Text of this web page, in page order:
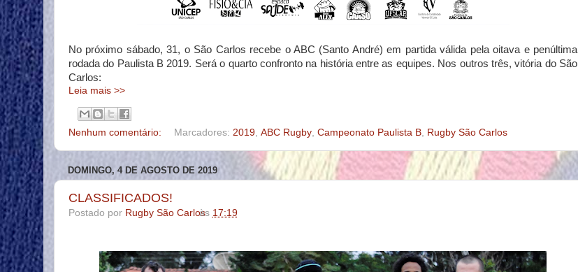
No próximo sábado, 31, o São Carlos recebe o ABC (Santo André) em partida válida pela oitava e penúltima
rodada do Paulista B 2019. Será o quarto confronto na história entre as equipes. Nos outros três, vitória do São
Carlos:
Leia mais >>
Nenhum comentário: Marcadores: 2019, ABC Rugby, Campeonato Paulista B, Rugby São Carlos
DOMINGO, 4 DE AGOSTO DE 2019
CLASSIFICADOS!
Postado por Rugby São Carlosàs 17:19